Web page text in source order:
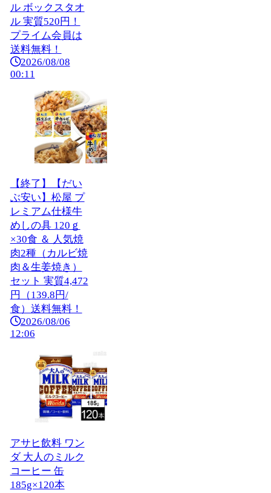
ル ボックスタオ
ル 実質520円！
プライム会員は
送料無料！
2026/08/08
00:11
【終了】【だい
ぶ安い】松屋 プ
レミアム仕様牛
めしの具 120ｇ
×30食 ＆ 人気焼
肉2種（カルビ焼
肉＆生姜焼き）
セット 実質4,472
円（139.8円/
食）送料無料！
2026/08/06
12:06
アサヒ飲料 ワン
ダ 大人のミルク
コーヒー 缶
185g×120本